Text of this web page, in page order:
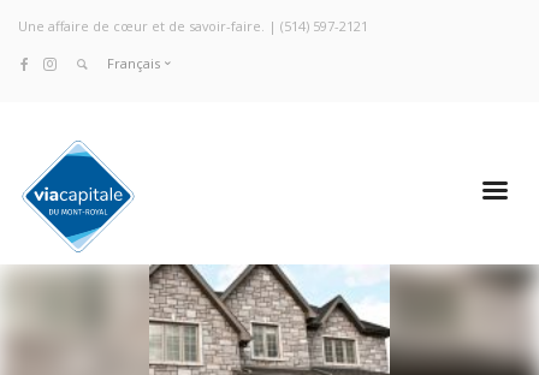
Une affaire de cœur et de savoir-faire. | (514) 597-2121
Français